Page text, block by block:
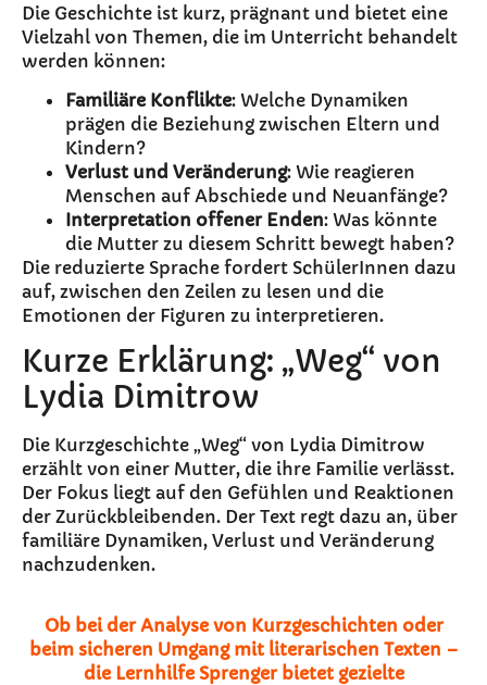
Die Geschichte ist kurz, prägnant und bietet eine
Vielzahl von Themen, die im Unterricht behandelt
werden können:
Familiäre Konflikte: Welche Dynamiken
prägen die Beziehung zwischen Eltern und
Kindern?
Verlust und Veränderung: Wie reagieren
Menschen auf Abschiede und Neuanfänge?
Interpretation offener Enden: Was könnte
die Mutter zu diesem Schritt bewegt haben?
Die reduzierte Sprache fordert SchülerInnen dazu
auf, zwischen den Zeilen zu lesen und die
Emotionen der Figuren zu interpretieren.
Kurze Erklärung: „Weg“ von
Lydia Dimitrow
Die Kurzgeschichte „Weg“ von Lydia Dimitrow
erzählt von einer Mutter, die ihre Familie verlässt.
Der Fokus liegt auf den Gefühlen und Reaktionen
der Zurückbleibenden. Der Text regt dazu an, über
familiäre Dynamiken, Verlust und Veränderung
nachzudenken.
Ob bei der Analyse von Kurzgeschichten oder
beim sicheren Umgang mit literarischen Texten –
die Lernhilfe Sprenger bietet gezielte